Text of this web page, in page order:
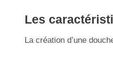
Les
La création d’une